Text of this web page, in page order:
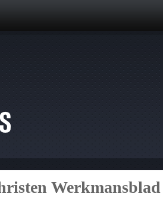
Werkmansblad